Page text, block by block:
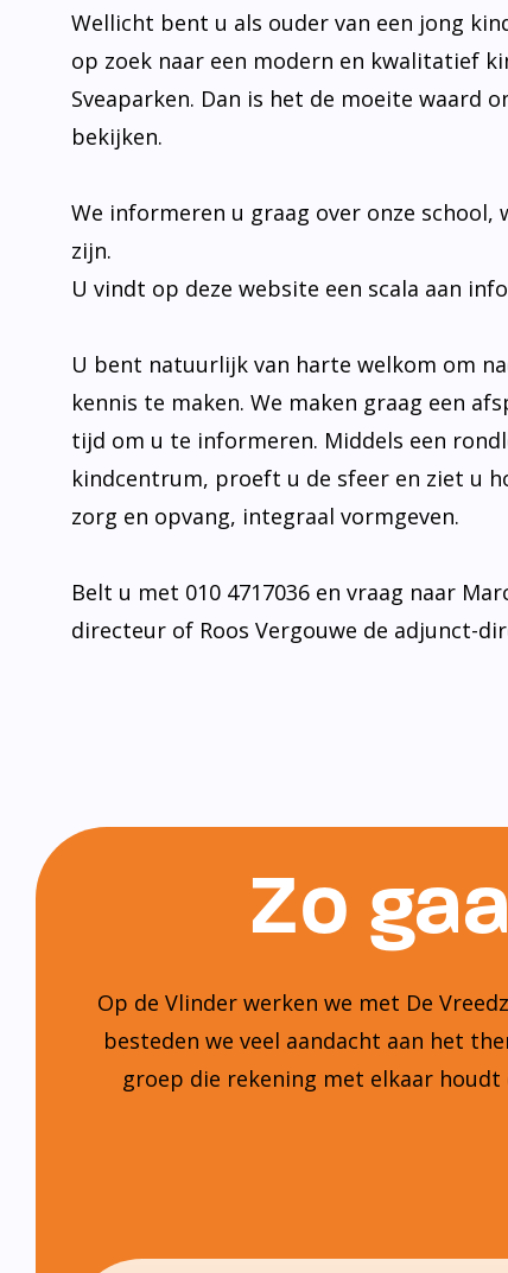
Wellicht bent u als ouder van een jong
op zoek naar een modern en kwalitatief
Sveaparken. Dan is het de moeite waard
bekijken.
We informeren u graag over onze school,
zijn.
U vindt op deze website een scala aan
U bent natuurlijk van harte welkom om
kennis te maken. We maken graag een
tijd om u te informeren. Middels een
kindcentrum, proeft u de sfeer en ziet u
zorg en opvang, integraal vormgeven.
Belt u met 010 4717036 en vraag naar
directeur of Roos Vergouwe de adjunct-
Zo
Op de Vlinder werken we met De
besteden we veel aandacht aan het
groep die rekening met elkaar